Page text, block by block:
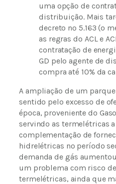
uma opção de
distribuição. Mais
decreto nº 5.163 (o
as regras do ACL e
contratação de
GD pelo agente de
compra até 10% da
A ampliação de um
sentido pelo excesso de
época, proveniente do
servindo as termelétricas
complementação de
hidrelétricas no período
demanda de gás
um problema com risco de
termelétricas, ainda que